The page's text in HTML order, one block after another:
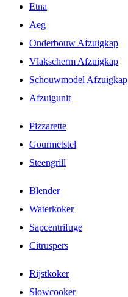
Etna
Aeg
Onderbouw Afzuigkap
Vlakscherm Afzuigkap
Schouwmodel Afzuigkap
Afzuigunit
Pizzarette
Gourmetstel
Steengrill
Blender
Waterkoker
Sapcentrifuge
Citruspers
Rijstkoker
Slowcooker